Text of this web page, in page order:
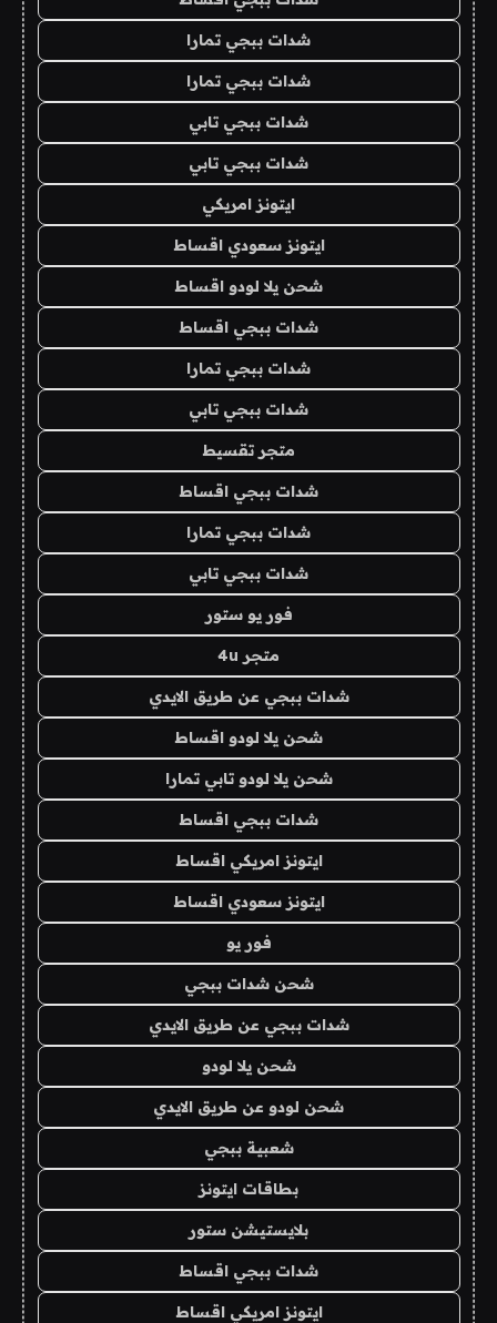
شدات ببجي تمارا
شدات ببجي تمارا
شدات ببجي تابي
شدات ببجي تابي
ايتونز امريكي
ايتونز سعودي اقساط
شحن يلا لودو اقساط
شدات ببجي اقساط
شدات ببجي تمارا
شدات ببجي تابي
متجر تقسيط
شدات ببجي اقساط
شدات ببجي تمارا
شدات ببجي تابي
فور يو ستور
متجر 4u
شدات ببجي عن طريق الايدي
شحن يلا لودو اقساط
شحن يلا لودو تابي تمارا
شدات ببجي اقساط
ايتونز امريكي اقساط
ايتونز سعودي اقساط
فور يو
شحن شدات ببجي
شدات ببجي عن طريق الايدي
شحن يلا لودو
شحن لودو عن طريق الايدي
شعبية ببجي
بطاقات ايتونز
بلايستيشن ستور
شدات ببجي اقساط
ايتونز امريكي اقساط